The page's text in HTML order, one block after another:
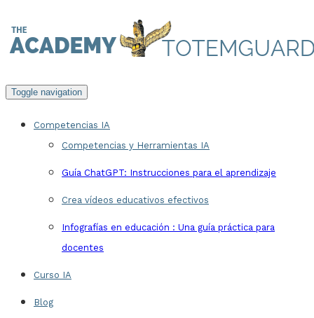
to
content
Toggle navigation
Competencias IA
Competencias y Herramientas IA
Guía ChatGPT: Instrucciones para el aprendizaje
Crea vídeos educativos efectivos
Infografías en educación : Una guía práctica para
docentes
Curso IA
Blog